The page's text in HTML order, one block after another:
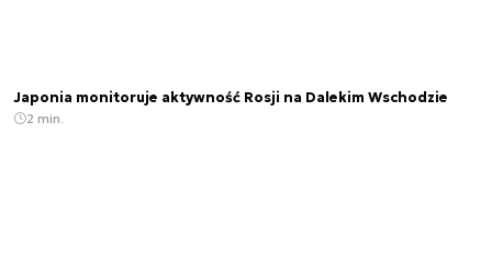
Japonia monitoruje aktywność Rosji na Dalekim Wschodzie
2 min.